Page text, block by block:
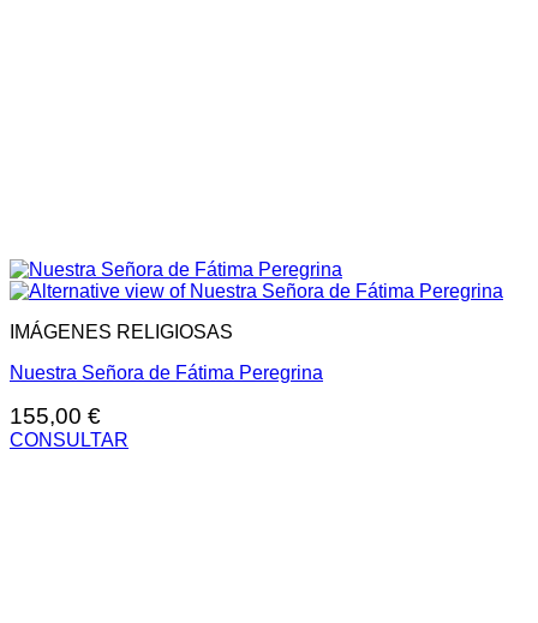
IMÁGENES RELIGIOSAS
Nuestra Señora de Fátima Peregrina
155,00 €
CONSULTAR